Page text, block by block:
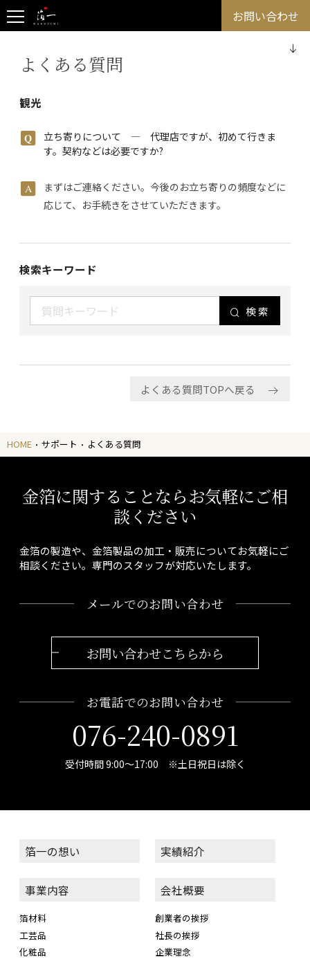
お問い合わせ
よくある質問
観光
立ち寄りについて ― 代理店ですが、初めて行きま
す。契約などは必要ですか?
まずはご連絡ください。今後のお立ち寄りの頻度などに
応じて、お手続きをさせていただきます。
検索キーワード
検索
よくある質問TOPへ戻る
HOME サポート よくある質問
金箔に関することならお気軽にご相
談ください
金箔の製造や、金箔製品の加工・販売についてお気軽にご
相談ください。専門のスタッフが対応いたします。
メールでのお問い合わせ
お問い合わせこちらから
お電話でのお問い合わせ
076-240-0891
受付時間 9:00～17:00 ※土日祝日は除く
箔一の想い
事業内容
箔材料
工芸品
化粧品
実績紹介
会社概要
創業者の挨拶
社長の挨拶
企業理念